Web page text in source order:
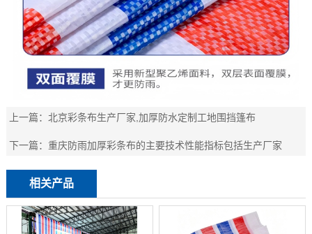
上一篇： 北京彩条布生产厂家,加厚防水定制工地围挡篷布
下一篇：重庆防雨加厚彩条布的主要技术性能指标包括生产厂家
相关产品